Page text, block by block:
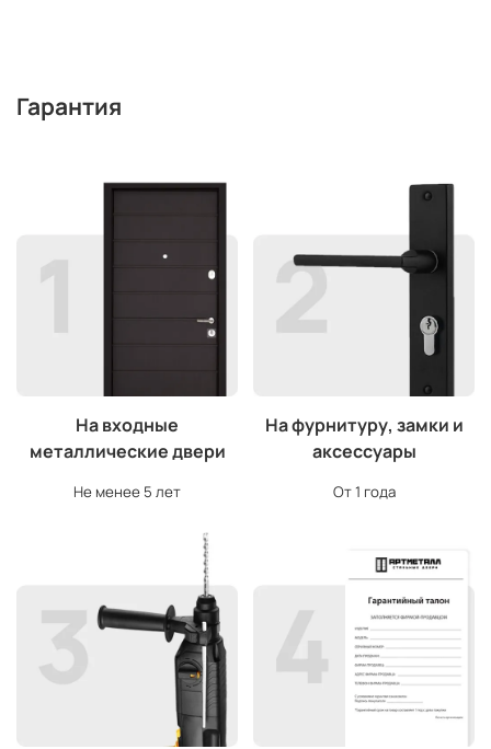
Гарантия
На входные
металлические двери
Не менее 5 лет
На фурнитуру, замки и
аксессуары
От 1 года